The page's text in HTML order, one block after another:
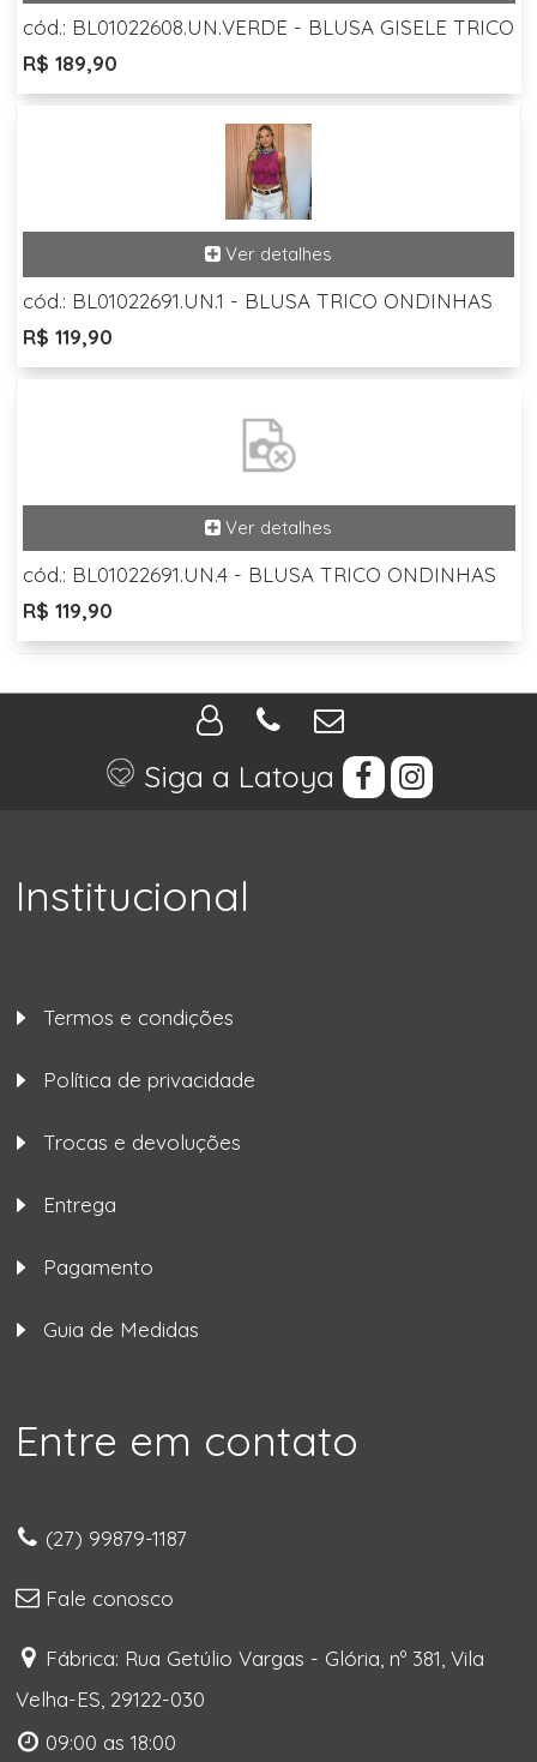
cód.: BL01022608.UN.VERDE - BLUSA GISELE TRICO
R$ 189,90
cód.: BL01022691.UN.1 - BLUSA TRICO ONDINHAS
R$ 119,90
cód.: BL01022691.UN.4 - BLUSA TRICO ONDINHAS
R$ 119,90
Siga a Latoya
Institucional
Termos e condições
Política de privacidade
Trocas e devoluções
Entrega
Pagamento
Guia de Medidas
Entre em contato
(27) 99879-1187
Fale conosco
Fábrica: Rua Getúlio Vargas - Glória, nº 381, Vila
Velha-ES, 29122-030
09:00 as 18:00